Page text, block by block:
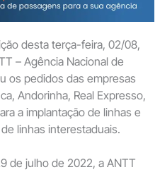
desta terça-feira, 02/08,
– Agência Nacional de
os pedidos das empresas
Andorinha, Real Expresso,
a implantação de linhas e
linhas interestaduais.
de julho de 2022, a ANTT